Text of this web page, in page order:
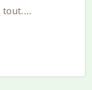
tout....